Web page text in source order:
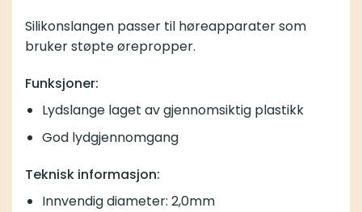
Silikonslangen passer til høreapparater som
bruker støpte ørepropper.
Funksjoner:
Lydslange laget av gjennomsiktig plastikk
God lydgjennomgang
Teknisk informasjon:
Innvendig diameter: 2,0mm